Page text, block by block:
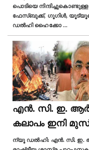
പൊടിയെ
ഫേസ്ബുക്ക്, ഗൂഗിൾ,
ഡൽഹി ഹൈക്കോ ...
എൻ. സി. ഇ.
കലാപം ഇനി
ന്യൂ ഡല്‍ഹി: എൻ. സി. ഇ. ആർ.